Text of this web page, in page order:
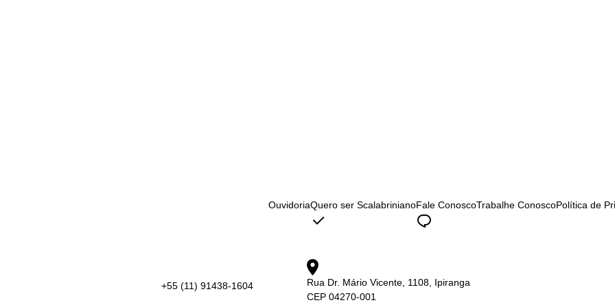
OuvidoriaQuero ser ScalabrinianoFale ConoscoTrabalhe ConoscoPolítica de
+55 (11) 91438-1604
Rua Dr. Mário Vicente, 1108, Ipiranga
CEP 04270-001